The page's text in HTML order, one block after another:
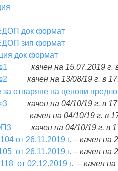
док формат
зип формат
док формат
качен на 15.07.2019 г.
качен на 13/08/19 г. в
отваряне на ценови
качен на 04/10/19 г. в
качен на 04/10/19 г. в
качен на 04/10/19 г. в
от 26.11.2019 г. – качен на
от 26.11.2019 г. – качен на
от 02.12.2019 г. – качен